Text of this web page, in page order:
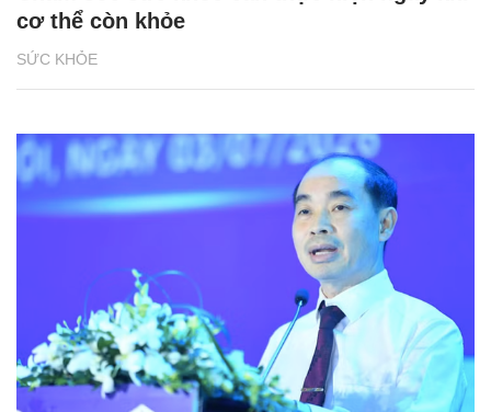
SỨC KHỎE
cơ thể còn khỏe